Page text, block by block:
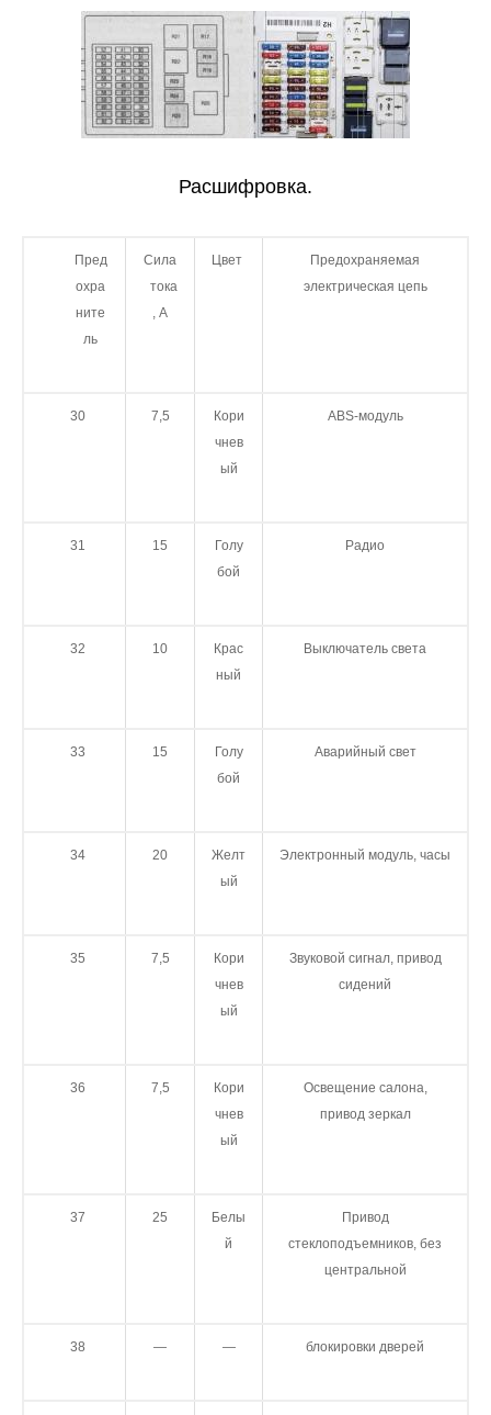
Расшифровка.
Пред
охра
ните
ль
Сила
тока
, А
Цвет
Предохраняемая
электрическая цепь
30 7,5
Кори
чнев
ый
ABS-модуль
31 15
Голу
бой
Радио
32 10
Крас
ный
Выключатель света
33 15
Голу
бой
Аварийный свет
34 20
Желт
ый
Электронный модуль, часы
35 7,5
Кори
чнев
ый
Звуковой сигнал, привод
сидений
36 7,5
Кори
чнев
ый
Освещение салона,
привод зеркал
37 25
Белы
й
Привод
стеклоподъемников, без
центральной
38 — — блокировки дверей